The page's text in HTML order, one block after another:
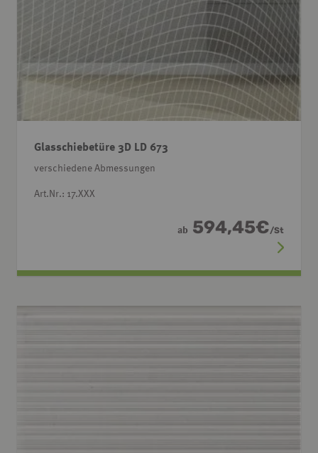
Glasschiebetüre 3D LD 673
verschiedene Abmessungen
Art.Nr.: 17.XXX
ab 594,45€/St